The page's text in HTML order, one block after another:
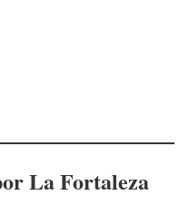
La Fortaleza